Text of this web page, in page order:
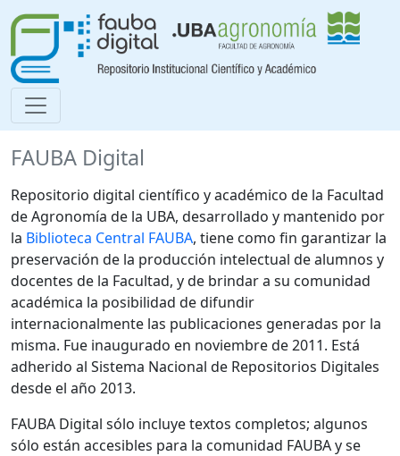
FAUBA Digital
Repositorio digital científico y académico de la Facultad
de Agronomía de la UBA, desarrollado y mantenido por
la Biblioteca Central FAUBA, tiene como fin garantizar la
preservación de la producción intelectual de alumnos y
docentes de la Facultad, y de brindar a su comunidad
académica la posibilidad de difundir
internacionalmente las publicaciones generadas por la
misma. Fue inaugurado en noviembre de 2011. Está
adherido al Sistema Nacional de Repositorios Digitales
desde el año 2013.
FAUBA Digital sólo incluye textos completos; algunos
sólo están accesibles para la comunidad FAUBA y se